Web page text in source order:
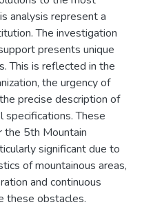
analysis represent a
The investigation
presents unique
This is reflected in the
the urgency of
precise description of
These
the 5th Mountain
significant due to
of mountainous areas,
and continuous
these obstacles.